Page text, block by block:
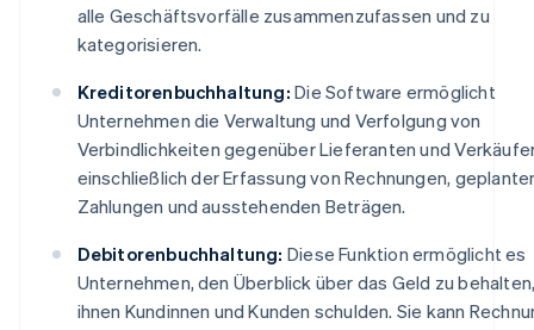
alle Geschäftsvorfälle zusammenzufassen und zu
kategorisieren.
Kreditorenbuchhaltung: Die Software ermöglicht
Unternehmen die Verwaltung und Verfolgung von
Verbindlichkeiten gegenüber Lieferanten und
einschließlich der Erfassung von Rechnungen,
Zahlungen und ausstehenden Beträgen.
Debitorenbuchhaltung: Diese Funktion ermöglicht es
Unternehmen, den Überblick über das Geld zu
ihnen Kundinnen und Kunden schulden. Sie kann